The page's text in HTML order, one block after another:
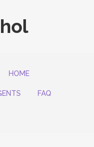
HOME
FAQ